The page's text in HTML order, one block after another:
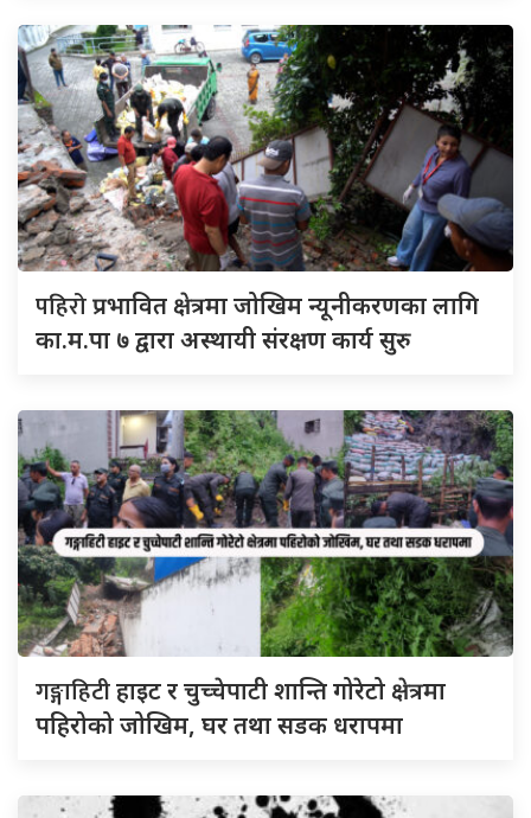
पहिरोप्रभावित क्षेत्रमा जोखिम न्यूनीकरणका लागि
का.म.पा ७ द्वारा अस्थायी संरक्षण कार्य सुरु
गङ्गाहिटीहाइट र चुच्चेपाटी शान्ति गोरेटो क्षेत्रमा
पहिरोको जोखिम, घर तथा सडक धरापमा